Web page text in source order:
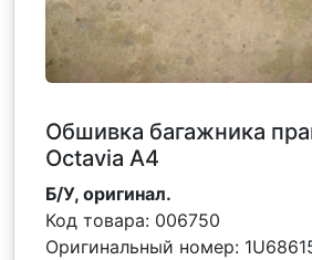
Обшивка багажника
Octavia A4
Б/У, оригинал.
Код товара: 006750
Оригинальный номер: